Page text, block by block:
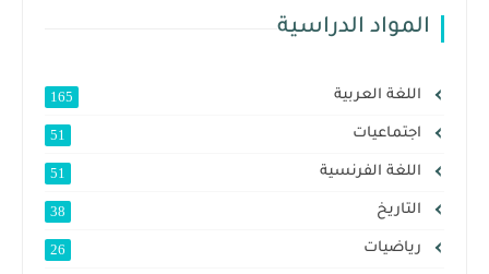
المواد الدراسية
اللغة العربية 165
اجتماعيات 51
اللغة الفرنسية 51
التاريخ 38
رياضيات 26